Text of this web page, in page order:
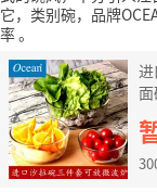
它，类别碗，品牌
率。